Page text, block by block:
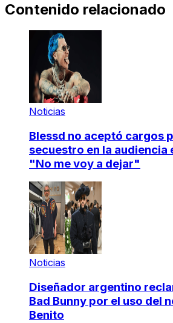
Contenido relacionado
Noticias
Blessd no aceptó cargos
secuestro en la audiencia
"No me voy a dejar"
Noticias
Diseñador argentino
Bad Bunny por el uso del
Benito